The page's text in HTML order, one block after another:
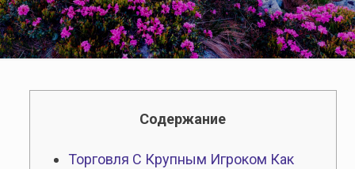
Cодержание
Торговля С Крупным Игроком Как